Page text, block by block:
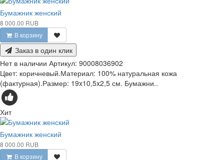
Бумажник женский
8 000.00 RUB
В корзину
Заказ в один клик
Нет в наличии Артикул: 90008036902
Цвет: коричневый.Материал: 100% натуральная кожа
(фактурная).Размер: 19x10,5x2,5 см. Бумажни..
Хит
Бумажник женский
8 000.00 RUB
В корзину